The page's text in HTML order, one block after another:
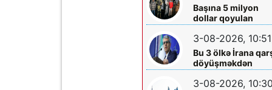
Başına 5 milyon
dollar qoyulan
“Ponço” belə həbs
edildi
3-08-2026, 10:51
Bu 3 ölkə İrana
döyüşməkdən
imtina etdi - XİN
rəsmisi açıqladı
3-08-2026, 10:30